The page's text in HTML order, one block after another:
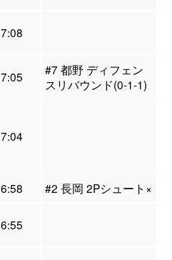
7:08
7:05
#7 都野 ディフェン
スリバウンド(0-1-1)
7:04
6:58
#2 長岡 2Pシュート×
6:55